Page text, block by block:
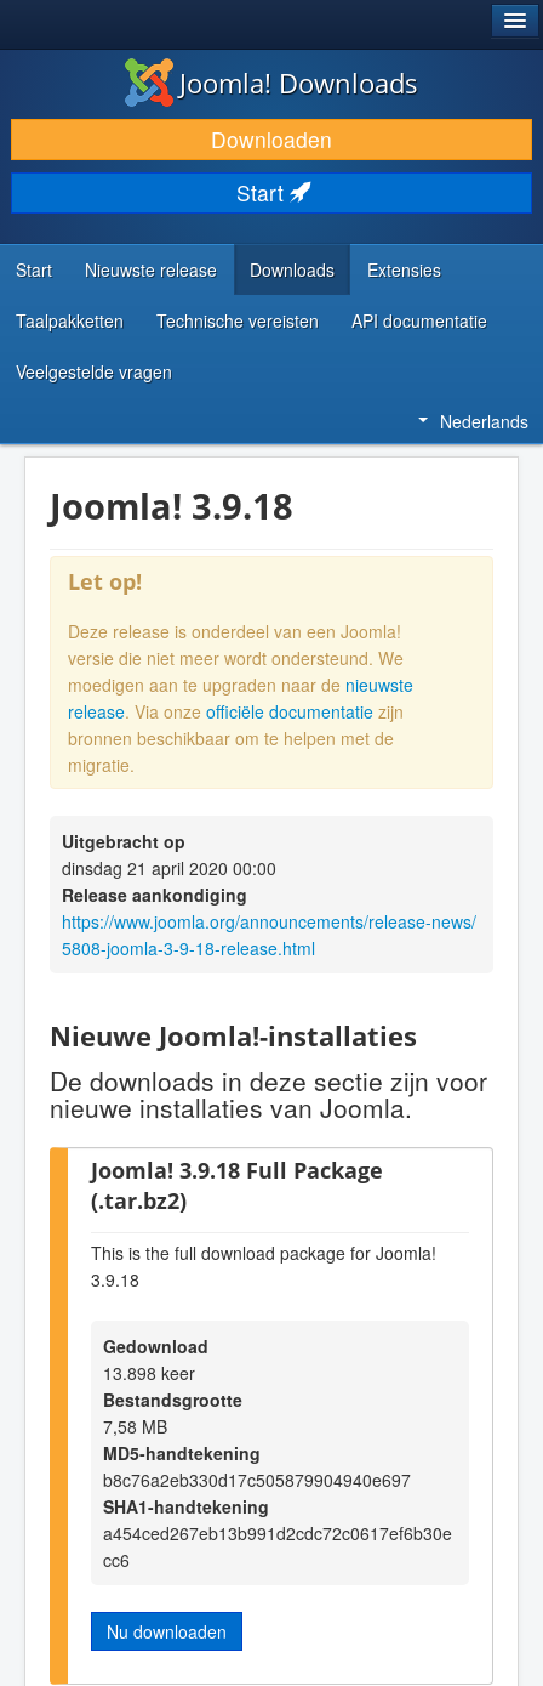
DOWNLOAD & BREID UIT
ONTDEK & LEER
COMMUNITY & ONDERSTEUNING
ONTWIKKELAARSBRONNEN
Joomla! Downloads
Downloaden
Start
Start Nieuwste release Downloads Extensies
Taalpakketten Technische vereisten API documentatie
Veelgestelde vragen
Nederlands
Joomla! 3.9.18
Let op!
Deze release is onderdeel van een Joomla!
versie die niet meer wordt ondersteund. We
moedigen aan te upgraden naar de nieuwste
release. Via onze officiële documentatie zijn
bronnen beschikbaar om te helpen met de
migratie.
Uitgebracht op
dinsdag 21 april 2020 00:00
Release aankondiging
https://www.joomla.org/announcements/release-news/
5808-joomla-3-9-18-release.html
Nieuwe Joomla!-installaties
De downloads in deze sectie zijn voor
nieuwe installaties van Joomla.
Joomla! 3.9.18 Full Package
(.tar.bz2)
This is the full download package for Joomla!
3.9.18
Gedownload
13.898 keer
Bestandsgrootte
7,58 MB
MD5-handtekening
b8c76a2eb330d17c505879904940e697
SHA1-handtekening
a454ced267eb13b991d2cdc72c0617ef6b30e
cc6
Nu downloaden